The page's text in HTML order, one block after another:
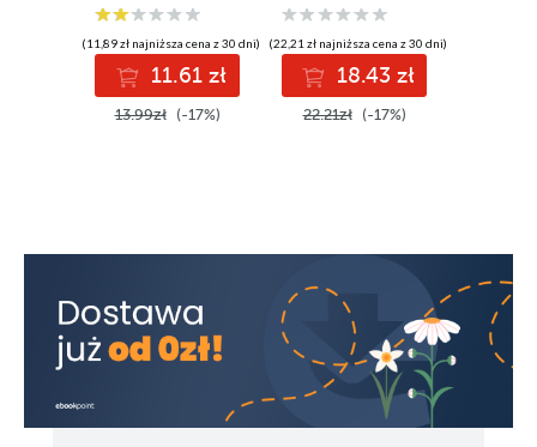
rachunek
różniczkowy
i całkowy
(11,89 zł najniższa cena z 30 dni)
11.61 zł
13.99zł (-17%)
(22,21 zł najniższa cena z 30 dni)
18.43 zł
22.21zł (-17%)